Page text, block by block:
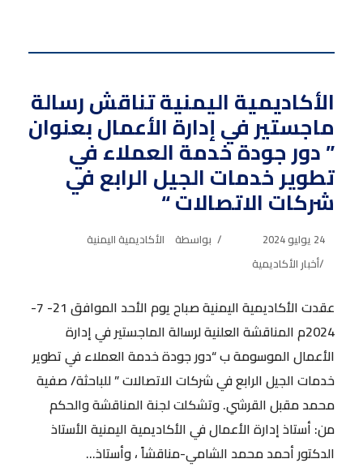
الأكاديمية اليمنية تناقش رسالة
ماجستير في إدارة الأعمال بعنوان
” دور جودة خدمة العملاء في
تطوير خدمات الجيل الرابع في
شركات الاتصالات “
24 يوليو 2024 بواسطة الأكاديمية اليمنية
أخبار الأكاديمية
عقدت الأكاديمية اليمنية صباح يوم الأحد الموافق 21- 7-
2024م المناقشة العلنية لرسالة الماجستير في إدارة
الأعمال الموسومة ب “دور جودة خدمة العملاء في تطوير
خدمات الجيل الرابع في شركات الاتصالات ” للباحثة/ صفية
محمد مقبل القرشي. وتشكلت لجنة المناقشة والحكم
من: أستاذ إدارة الأعمال في الأكاديمية اليمنية الأستاذ
الدكتور أحمد محمد الشامي-مناقشاً ، وأستاذ...